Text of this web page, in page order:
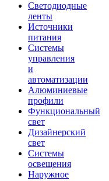
Светодиодные
ленты
Источники
питания
Системы
управления
и
автоматизации
Алюминиевые
профили
Функциональный
свет
Дизайнерский
свет
Системы
освещения
Наружное